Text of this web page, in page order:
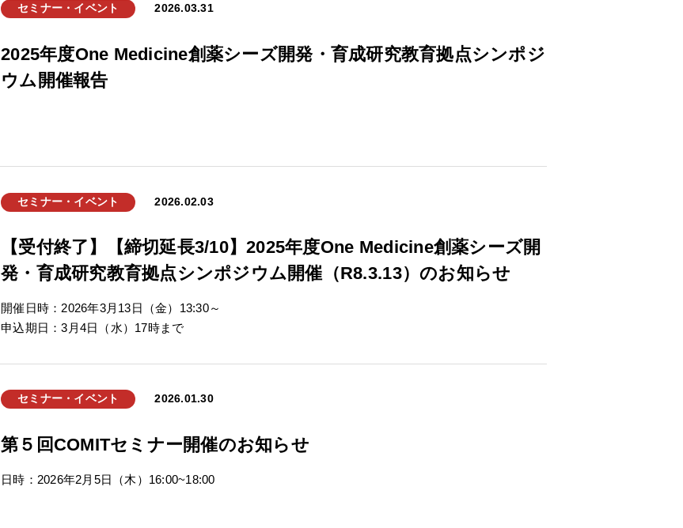
セミナー・イベント 2026.03.31
2025年度One Medicine創薬シーズ開発・育成研究教育拠点シンポジ
ウム開催報告
セミナー・イベント 2026.02.03
【受付終了】【締切延長3/10】2025年度One Medicine創薬シーズ開
発・育成研究教育拠点シンポジウム開催（R8.3.13）のお知らせ
開催日時：2026年3月13日（金）13:30～
申込期日：3月4日（水）17時まで
セミナー・イベント 2026.01.30
第５回COMITセミナー開催のお知らせ
日時：2026年2月5日（木）16:00~18:00